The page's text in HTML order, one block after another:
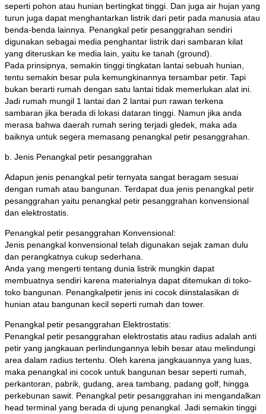
seperti pohon atau hunian bertingkat tinggi. Dan juga air hujan yang
turun juga dapat menghantarkan listrik dari petir pada manusia atau
benda-benda lainnya. Penangkal petir pesanggrahan sendiri
digunakan sebagai media penghantar listrik dari sambaran kilat
yang diteruskan ke media lain, yaitu ke tanah (ground).
Pada prinsipnya, semakin tinggi tingkatan lantai sebuah hunian,
tentu semakin besar pula kemungkinannya tersambar petir. Tapi
bukan berarti rumah dengan satu lantai tidak memerlukan alat ini.
Jadi rumah mungil 1 lantai dan 2 lantai pun rawan terkena
sambaran jika berada di lokasi dataran tinggi. Namun jika anda
merasa bahwa daerah rumah sering terjadi gledek, maka ada
baiknya untuk segera memasang penangkal petir pesanggrahan.
b. Jenis Penangkal petir pesanggrahan
Adapun jenis penangkal petir ternyata sangat beragam sesuai
dengan rumah atau bangunan. Terdapat dua jenis penangkal petir
pesanggrahan yaitu penangkal petir pesanggrahan konvensional
dan elektrostatis.
Penangkal petir pesanggrahan Konvensional:
Jenis penangkal konvensional telah digunakan sejak zaman dulu
dan perangkatnya cukup sederhana.
Anda yang mengerti tentang dunia listrik mungkin dapat
membuatnya sendiri karena materialnya dapat ditemukan di toko-
toko bangunan. Penangkalpetir jenis ini cocok diinstalasikan di
hunian atau bangunan kecil seperti rumah dan tower.
Penangkal petir pesanggrahan Elektrostatis:
Penangkal petir pesanggrahan elektrostatis atau radius adalah anti
petir yang jangkauan perlindungannya lebih besar atau melindungi
area dalam radius tertentu. Oleh karena jangkauannya yang luas,
maka penangkal ini cocok untuk bangunan besar seperti rumah,
perkantoran, pabrik, gudang, area tambang, padang golf, hingga
perkebunan sawit. Penangkal petir pesanggrahan ini mengandalkan
head terminal yang berada di ujung penangkal. Jadi semakin tinggi